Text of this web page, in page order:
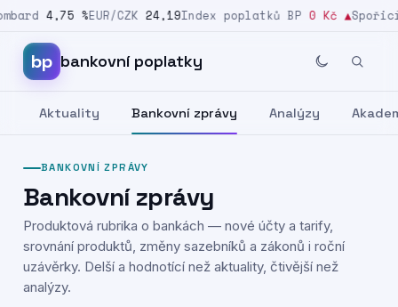
4,75 % EUR/CZK 24,19Index poplatků BP 0 Kč▲ Spořicí
Přeskočit na obsah
bp bankovní poplatky
Aktuality Bankovní zprávy Analýzy
BANKOVNÍ ZPRÁVY
Bankovní zprávy
Produktová rubrika o bankách — nové účty a tarify,
srovnání produktů, změny sazebníků a zákonů i roční
uzávěrky. Delší a hodnotící než aktuality, čtivější než
analýzy.